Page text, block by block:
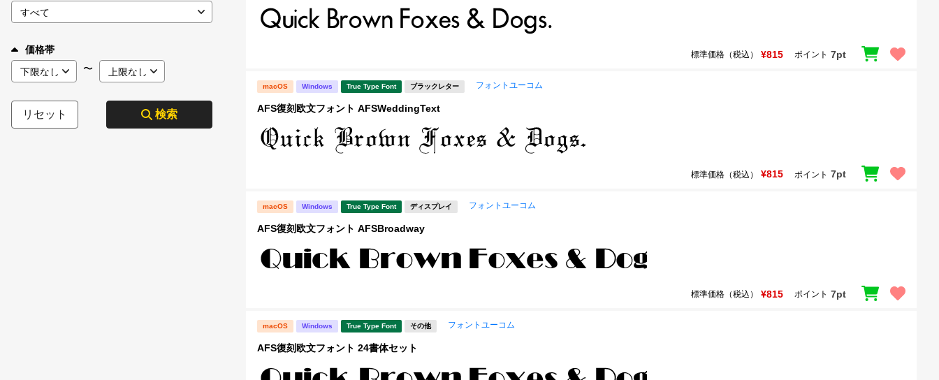
価格帯
〜
リセット 検索
標準価格（税込） ¥815 ポイント 7pt
macOS Windows True Type Font ブラックレター フォントユーコム
AFS復刻欧文フォント AFSWeddingText
標準価格（税込） ¥815 ポイント 7pt
macOS Windows True Type Font ディスプレイ フォントユーコム
AFS復刻欧文フォント AFSBroadway
標準価格（税込） ¥815 ポイント 7pt
macOS Windows True Type Font その他 フォントユーコム
AFS復刻欧文フォント 24書体セット